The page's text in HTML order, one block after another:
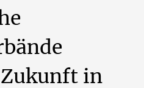
Zukunft in